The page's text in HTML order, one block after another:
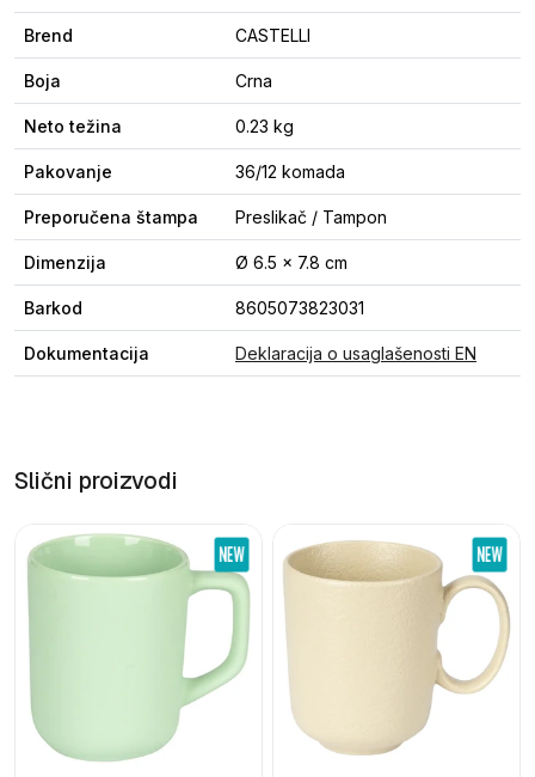
Brend CASTELLI
Boja Crna
Neto težina 0.23 kg
Pakovanje 36/12 komada
Preporučena štampa Preslikač / Tampon
Dimenzija Ø 6.5 x 7.8 cm
Barkod 8605073823031
Dokumentacija Deklaracija o usaglašenosti EN
Slični proizvodi